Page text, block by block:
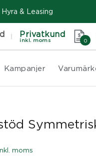
Hyra & Leasing
Privatkund
inkl. moms 0
Kampanjer
moms